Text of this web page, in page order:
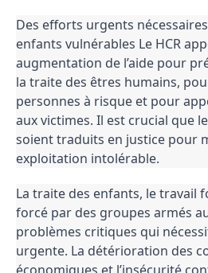
Des efforts urgents
enfants vulnérables Le HCR
augmentation de l’aide pour
la traite des êtres humains,
personnes à risque et pour
aux victimes. Il est crucial que
soient traduits en justice pour
exploitation intolérable.
La traite des enfants, le travail
forcé par des groupes armés
problèmes critiques qui
urgente. La détérioration des